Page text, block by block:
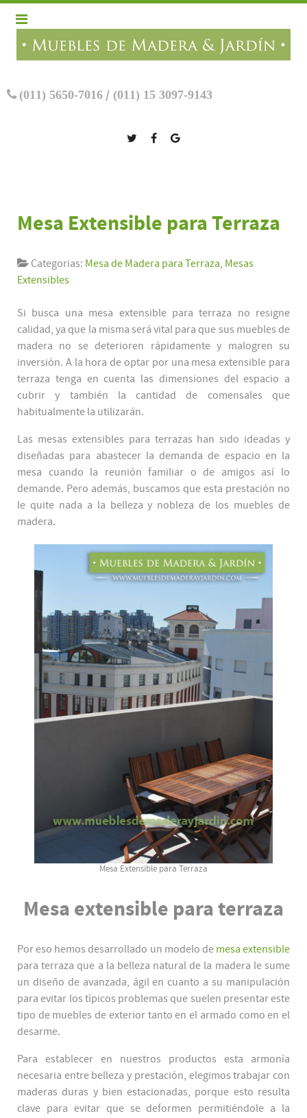
(011) 5650-7016 / (011) 15 3097-9143
Mesa Extensible para Terraza
Categorias: Mesa de Madera para Terraza, Mesas
Extensibles
Si busca una mesa extensible para terraza no resigne
calidad, ya que la misma será vital para que sus muebles de
madera no se deterioren rápidamente y malogren su
inversión. A la hora de optar por una mesa extensible para
terraza tenga en cuenta las dimensiones del espacio a
cubrir y también la cantidad de comensales que
habitualmente la utilizarán.
Las mesas extensibles para terrazas han sido ideadas y
diseñadas para abastecer la demanda de espacio en la
mesa cuando la reunión familiar o de amigos así lo
demande. Pero además, buscamos que esta prestación no
le quite nada a la belleza y nobleza de los muebles de
madera.
Mesa Extensible para Terraza
Mesa extensible para terraza
Por eso hemos desarrollado un modelo de mesa extensible
para terraza que a la belleza natural de la madera le sume
un diseño de avanzada, ágil en cuanto a su manipulación
para evitar los típicos problemas que suelen presentar este
tipo de muebles de exterior tanto en el armado como en el
desarme.
Para establecer en nuestros productos esta armonía
necesaria entre belleza y prestación, elegimos trabajar con
maderas duras y bien estacionadas, porque esto resulta
clave para evitar que se deformen permitiéndole a la